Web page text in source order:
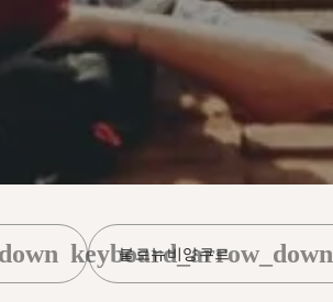
불로뉴비양쿠르
keyboard_arrow_down